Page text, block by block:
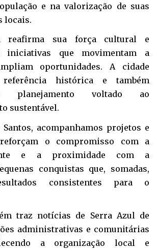
e na valorização de suas
locais.
reafirma sua força cultural e
iniciativas que movimentam a
oportunidades. A cidade
referência histórica e também
planejamento voltado ao
sustentável.
acompanhamos projetos e
o compromisso com a
e a proximidade com a
conquistas que, somadas,
consistentes para o
traz notícias de Serra Azul de
administrativas e comunitárias
a organização local e